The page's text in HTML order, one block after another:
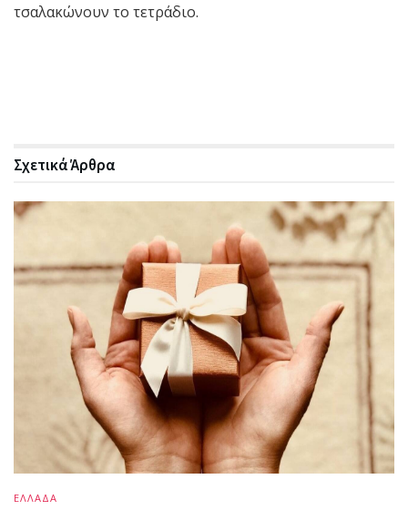
τσαλακώνουν το τετράδιο.
ΣχετικάΆρθρα
ΕΛΛΑΔΑ